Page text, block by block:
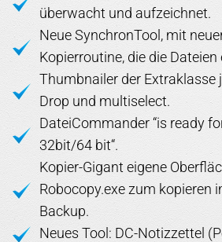
überwacht und aufzeichnet.
Neue SynchronTool, mit
Kopierroutine, die die
Thumbnailer der Extraklasse
Drop und multiselect.
DateiCommander “is ready
32bit/64 bit“.
Kopier-Gigant eigene
Robocopy.exe zum kopieren
Backup.
Neues Tool: DC-Notizzettel